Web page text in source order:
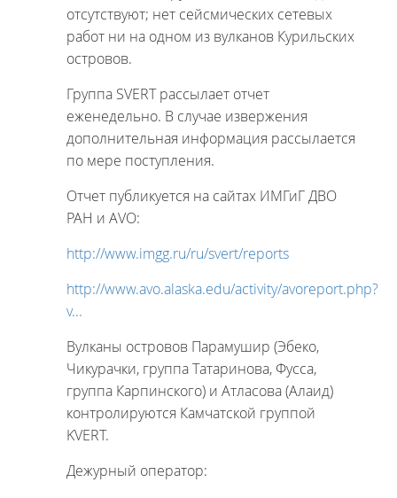
отсутствуют; нет сейсмических сетевых
работ ни на одном из вулканов Курильских
островов.
Группа SVERT рассылает отчет
еженедельно. В случае извержения
дополнительная информация рассылается
по мере поступления.
Отчет публикуется на сайтах ИМГиГ ДВО
РАН и АVО:
http://www.imgg.ru/ru/svert/reports
http://www.avo.alaska.edu/activity/avoreport.php?
v...
Вулканы островов Парамушир (Эбеко,
Чикурачки, группа Татаринова, Фусса,
группа Карпинского) и Атласова (Алаид)
контролируются Камчатской группой
KVERT.
Дежурный оператор: